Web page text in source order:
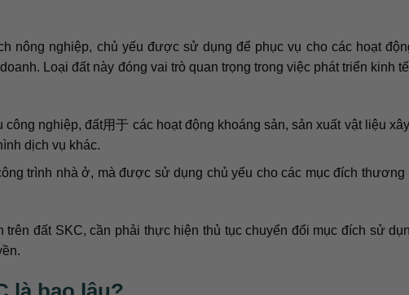
nông nghiệp, chủ yếu được sử dụng để phục vụ cho các hoạt
Loại đất này đóng vai trò quan trọng trong việc phát triển kinh
công nghiệp, đất用于 các hoạt động khoáng sản, sản xuất vật liệu
dịch vụ khác.
trình nhà ở, mà được sử dụng chủ yếu cho các mục đích thương
đất SKC, cần phải thực hiện thủ tục chuyển đổi mục đích sử